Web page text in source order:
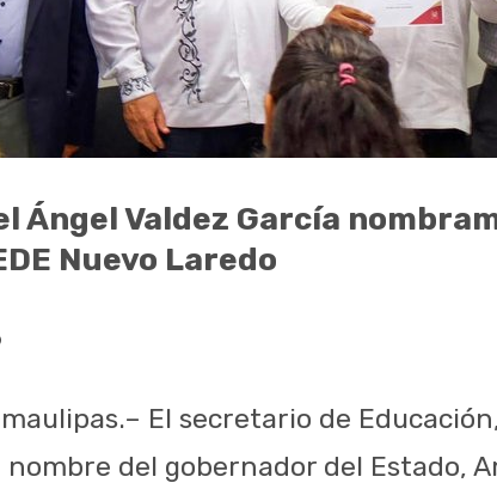
Ángel Valdez García
Nuevo Laredo
El secretario de
nombre del gobernador del Estado,